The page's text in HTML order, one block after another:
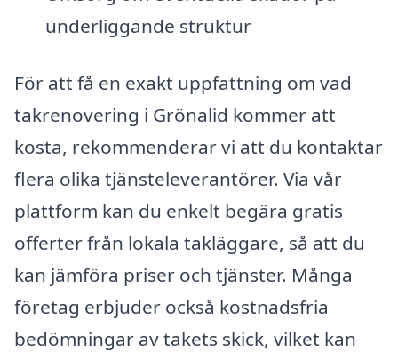
underliggande struktur
För att få en exakt uppfattning om vad
takrenovering i Grönalid kommer att
kosta, rekommenderar vi att du kontaktar
flera olika tjänsteleverantörer. Via vår
plattform kan du enkelt begära gratis
offerter från lokala takläggare, så att du
kan jämföra priser och tjänster. Många
företag erbjuder också kostnadsfria
bedömningar av takets skick, vilket kan